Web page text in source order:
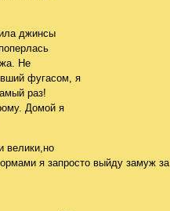
джинсы
Не
фугасом, я
раз!
Домой я
велики,но
я запросто выйду замуж за